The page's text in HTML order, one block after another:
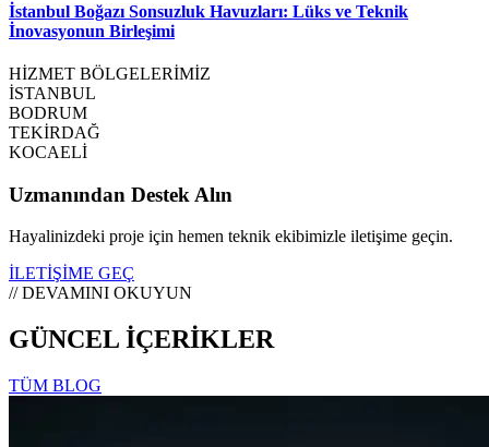
İstanbul Boğazı Sonsuzluk Havuzları: Lüks ve Teknik
İnovasyonun Birleşimi
HİZMET BÖLGELERİMİZ
İSTANBUL
BODRUM
TEKİRDAĞ
KOCAELİ
Uzmanından Destek Alın
Hayalinizdeki proje için hemen teknik ekibimizle iletişime geçin.
İLETİŞİME GEÇ
// DEVAMINI OKUYUN
GÜNCEL İÇERİKLER
TÜM BLOG